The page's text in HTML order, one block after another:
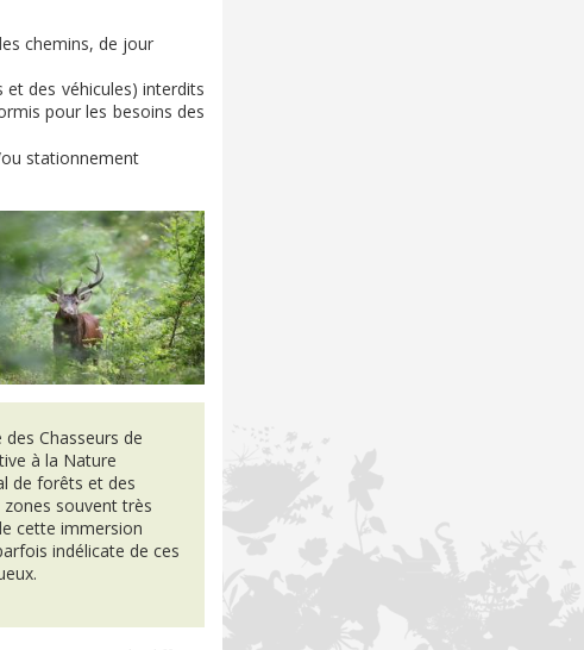
chemins, de jour
des véhicules) interdits
pour les besoins des
stationnement
Chasseurs de
à la Nature
de forêts et des
souvent très
cette immersion
indélicate de ces